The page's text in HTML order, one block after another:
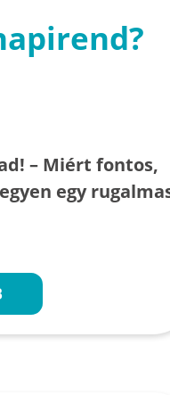
– Miért fontos,
egy